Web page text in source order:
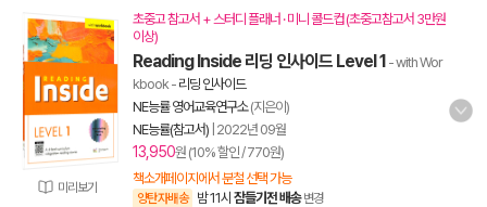
미리보기
초중고 참고서 + 스터디 플래너 · 미니 콜드컵 (초중고참고서 3만원
이상)
Reading Inside 리딩 인사이드 Level 1 - with Wor
kbook- 리딩 인사이드
NE능률 영어교육연구소(지은이)
NE능률(참고서) 2022년 09월
13,950원 (10% 할인 / 770원)
책소개페이지에서 분철 선택 가능
양탄자배송 밤 11시 잠들기전 배송 변경